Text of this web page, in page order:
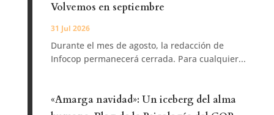
Volvemos en septiembre
31 Jul 2026
Durante el mes de agosto, la redacción de
Infocop permanecerá cerrada. Para cualquier...
«Amarga navidad»: Un iceberg del alma